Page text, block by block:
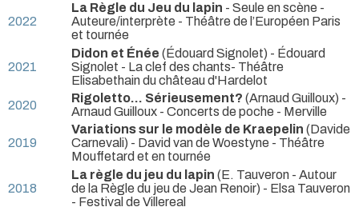
2022
La Règle du Jeu du lapin - Seule en scène -
Auteure/interprète - Théâtre de l’Européen Paris
et tournée
2021
Didon et Énée (Édouard Signolet) - Édouard
Signolet - La clef des chants- Théâtre
Elisabethain du château d'Hardelot
2020
Rigoletto... Sérieusement? (Arnaud Guilloux) -
Arnaud Guilloux - Concerts de poche - Merville
2019
Variations sur le modèle de Kraepelin (Davide
Carnevali) - David van de Woestyne - Théâtre
Mouffetard et en tournée
2018
La règle du jeu du lapin (E. Tauveron - Autour
de la Règle du jeu de Jean Renoir) - Elsa Tauveron
- Festival de Villereal